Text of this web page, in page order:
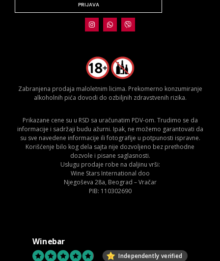
PRIJAVA
Zabranjena prodaja maloletnim licima. Prekomerno konzumiranje
alkoholnih pića dovodi do ozbiljnih zdravstvenih rizika.
Prikazane cene su u RSD sa uračunatim PDV-om. Trudimo se da
informacije i sadržaji budu ažurni. Ipak, ne možemo garantovati da
su sve navedene informacije ili fotografije u potpunosti ispravne.
Korišćenje bilo kog dela sajta nije dozvoljeno bez prethodne
dozvole i pisane saglasnosti.
Uslugu prodaje robe na daljinu vrši:
Wine Stars International doo
Njegoševa 28a, Beograd – Vračar
PIB: 110302690
Winebar
Independently verified